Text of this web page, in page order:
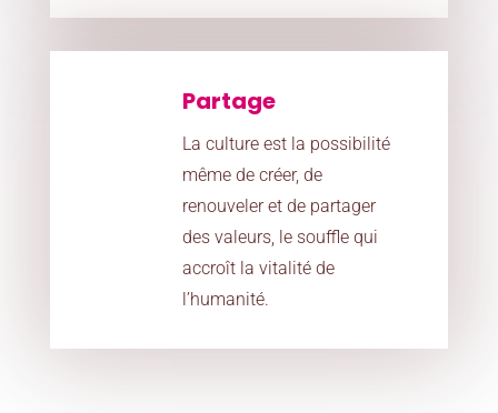
Partage
La culture est la possibilité
même de créer, de
renouveler et de partager
des valeurs, le souffle qui
accroît la vitalité de
l’humanité.